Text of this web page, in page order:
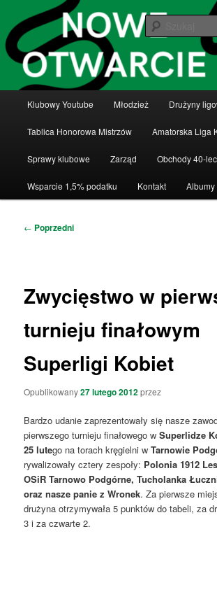
tekstu
Klub Kręglarski
Klub Kręglarski Dziewiątka Wronki
Klubowy Youtube Młodzież Drużyny
Tablica Honorowa Mistrzów Amatorska Liga
Sprawy klubowe Zarząd Obchody 40-
Wsparcie 1,5% podatku Kontakt
Nawigacja
← Poprzedni
Zwycięstwo w
turnieju finałowym
Superligi Kobiet
Opublikowany27 lutego 2012przez
Bardzo udanie zaprezentowały się nasze
pierwszego turnieju finałowego wSuperlidze
25 lutego na torach kręgielni wTarnowie
rywalizowały cztery zespoły: Polonia 1912
OSiR Tarnowo Podgórne, Tucholanka
oraz nasze panie z Wronek. Za pierwsze
drużyna otrzymywała 5 punktów do tabeli, za
3 i za czwarte 2.